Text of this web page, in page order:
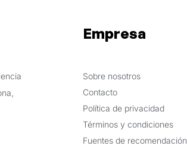
Empresa
Sobre nosotros
Contacto
Política de privacidad
Términos y condiciones
Fuentes de recomendación